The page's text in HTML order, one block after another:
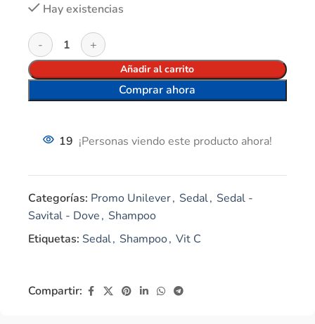
Hay existencias
Añadir al carrito
Comprar ahora
19 ¡Personas viendo este producto ahora!
Categorías: Promo Unilever, Sedal, Sedal -
Savital - Dove, Shampoo
Etiquetas: Sedal, Shampoo, Vit C
Compartir: